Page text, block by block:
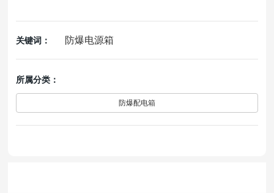
关键词： 防爆电源箱
所属分类：
防爆配电箱